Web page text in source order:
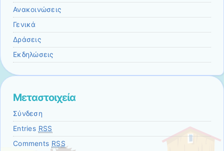
Ανακοινώσεις
Γενικά
Δράσεις
Εκδηλώσεις
Μεταστοιχεία
Σύνδεση
Entries RSS
Comments RSS